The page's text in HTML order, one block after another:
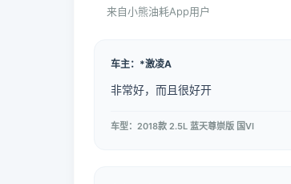
来自小熊油耗App用户
车主：*激凌A
非常好，而且很好开
车型：2018款 2.5L 蓝天尊崇版 国VI